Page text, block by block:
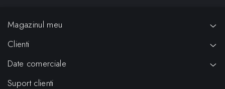
Magazinul meu
Clienti
Date comerciale
Suport clienti